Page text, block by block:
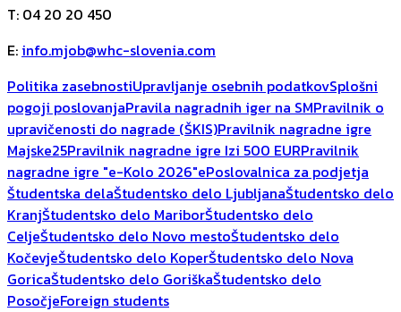
T: 04 20 20 450
E: info.mjob@whc-slovenia.com
Politika zasebnostiUpravljanje osebnih podatkovSplošni
pogoji poslovanjaPravila nagradnih iger na SMPravilnik o
upravičenosti do nagrade (ŠKIS)Pravilnik nagradne igre
Majske25Pravilnik nagradne igre Izi 500 EURPravilnik
nagradne igre "e-Kolo 2026"ePoslovalnica za podjetja
Študentska delaŠtudentsko delo LjubljanaŠtudentsko delo
KranjŠtudentsko delo MariborŠtudentsko delo
CeljeŠtudentsko delo Novo mestoŠtudentsko delo
KočevjeŠtudentsko delo KoperŠtudentsko delo Nova
GoricaŠtudentsko delo GoriškaŠtudentsko delo
PosočjeForeign students